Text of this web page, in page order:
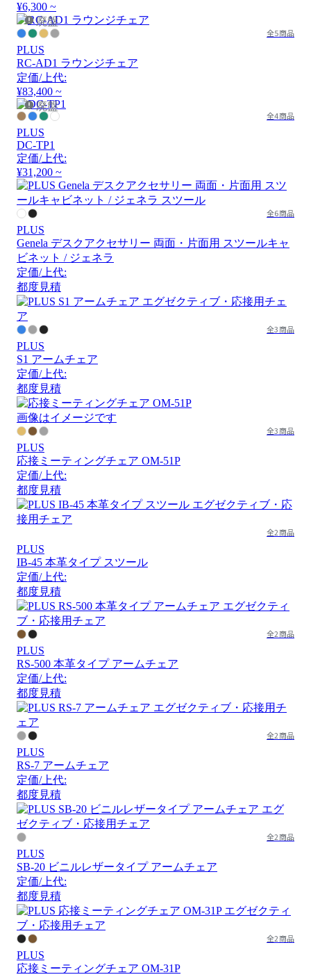
¥6,300 ~
廃盤
全5商品
PLUS
RC-AD1 ラウンジチェア
定価/上代:
¥83,400 ~
廃盤
全4商品
PLUS
DC-TP1
定価/上代:
¥31,200 ~
全6商品
PLUS
Genela デスクアクセサリー 両面・片面用 スツールキャ
ビネット / ジェネラ
定価/上代:
都度見積
全3商品
PLUS
S1 アームチェア
定価/上代:
都度見積
画像はイメージです
全3商品
PLUS
応接ミーティングチェア OM-51P
定価/上代:
都度見積
全2商品
PLUS
IB-45 本革タイプ スツール
定価/上代:
都度見積
全2商品
PLUS
RS-500 本革タイプ アームチェア
定価/上代:
都度見積
全2商品
PLUS
RS-7 アームチェア
定価/上代:
都度見積
全2商品
PLUS
SB-20 ビニルレザータイプ アームチェア
定価/上代:
都度見積
全2商品
PLUS
応接ミーティングチェア OM-31P